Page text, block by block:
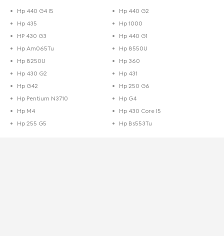
Hp 440 G4 I5
Hp 440 G2
Hp 435
Hp 1000
HP 430 G3
Hp 440 G1
Hp Am065Tu
Hp 8550U
Hp 8250U
Hp 360
Hp 430 G2
Hp 431
Hp G42
Hp 250 G6
Hp Pentium N3710
Hp G4
Hp M4
Hp 430 Core I5
Hp 255 G5
Hp Bs553Tu